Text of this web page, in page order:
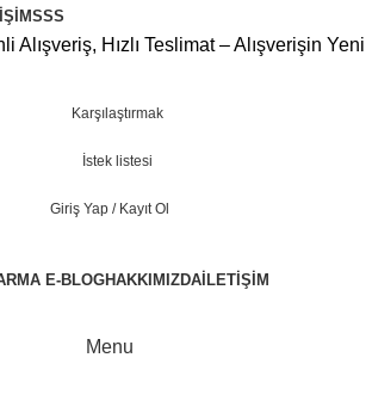
SSS
Alışveriş, Hızlı Teslimat – Alışverişin Yeni
Karşılaştırmak
İstek listesi
Giriş Yap / Kayıt Ol
E-BLOGHAKKIMIZDA İLETIŞIM
Menu